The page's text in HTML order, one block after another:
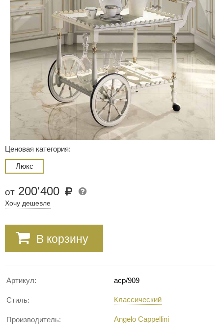
Ценовая категория:
Люкс
от 200′400
Хочу дешевле
В корзину
Артикул: acp/909
Стиль: Классический
Производитель: Angelo Cappellini